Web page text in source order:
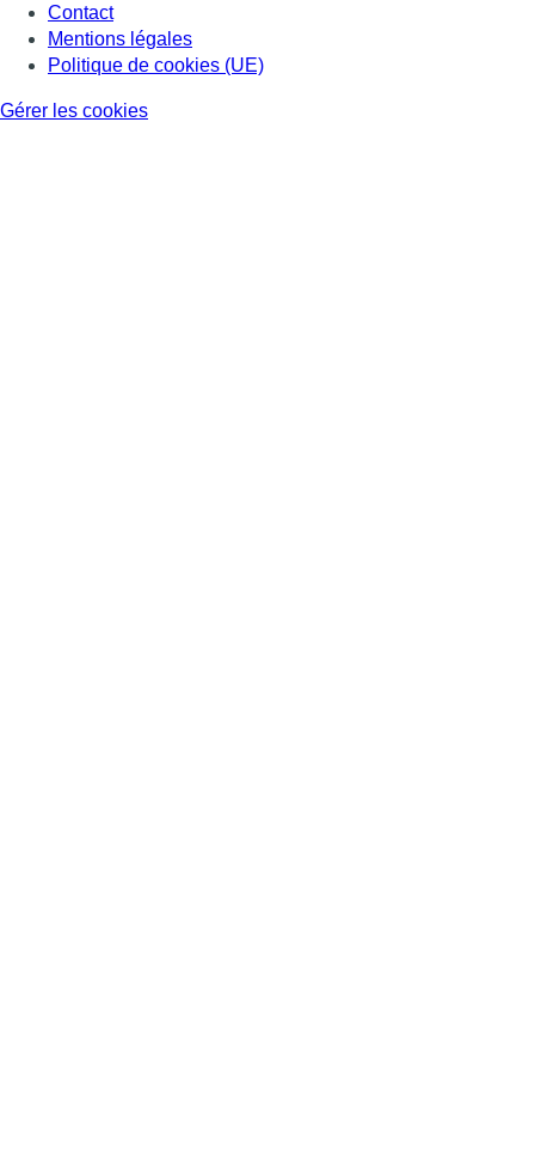
Contact
Mentions légales
Politique de cookies (UE)
Gérer les cookies